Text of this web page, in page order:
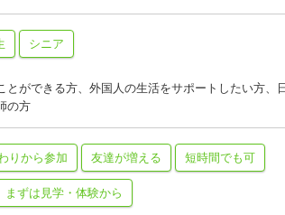
シニア
とができる方、外国人の生活をサポートしたい方、
の方
りから参加 友達が増える 短時間でも可
まずは見学・体験から